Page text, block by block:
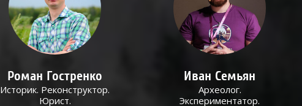
Роман Гостренко
Историк. Реконструктор.
Юрист.
Иван Семьян
Археолог.
Экспериментатор.